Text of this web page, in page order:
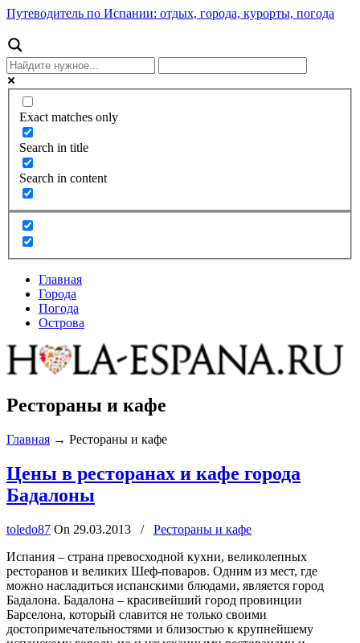
Путеводитель по Испании: отдых, города, курорты, погода
Exact matches only
Search in title
Search in content
Главная
Города
Погода
Острова
Рестораны и кафе
Главная → Рестораны и кафе
Цены в ресторанах и кафе города
Бадалоны
toledo87 On 29.03.2013 /
Рестораны и кафе
Испания – страна превосходной кухни, великолепных
ресторанов и великих Шеф-поваров. Одним из мест, где
можно насладиться испанскими блюдами, является город
Бадалона. Бадалона – красивейший город провинции
Барселона, который славится не только своими
достопримечательностями и близостью к крупнейшему